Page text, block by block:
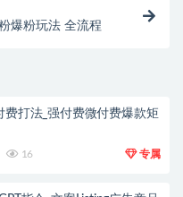
爆粉玩法 全流程
费打法_强付费微付费爆款矩
16 专属